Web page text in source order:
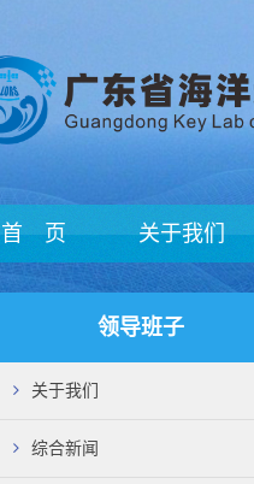
首 页 关于我们
领导班子
关于我们
综合新闻